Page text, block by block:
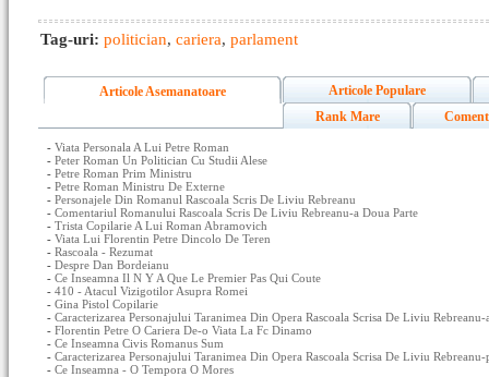
Tag-uri: politician, cariera, parlament
Articole Asemanatoare
Articole Populare
Rank Mare
- Viata Personala A Lui Petre Roman
- Peter Roman Un Politician Cu Studii Alese
- Petre Roman Prim Ministru
- Petre Roman Ministru De Externe
- Personajele Din Romanul Rascoala Scris De Liviu Rebreanu
- Comentariul Romanului Rascoala Scris De Liviu Rebreanu-a Doua Parte
- Trista Copilarie A Lui Roman Abramovich
- Viata Lui Florentin Petre Dincolo De Teren
- Rascoala - Rezumat
- Despre Dan Bordeianu
- Ce Inseamna Il N Y A Que Le Premier Pas Qui Coute
- 410 - Atacul Vizigotilor Asupra Romei
- Gina Pistol Copilarie
- Caracterizarea Personajului Taranimea Din Opera Rascoala Scrisa De Liviu Rebreanu-
- Florentin Petre O Cariera De-o Viata La Fc Dinamo
- Ce Inseamna Civis Romanus Sum
- Caracterizarea Personajului Taranimea Din Opera Rascoala Scrisa De Liviu Rebreanu-
- Ce Inseamna - O Tempora O Mores